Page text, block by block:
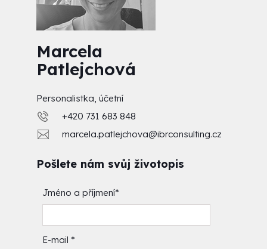
Marcela
Patlejchová
Personalistka, účetní
+420 731 683 848
marcela.patlejchova@ibrconsulting.cz
Pošlete nám svůj životopis
Jméno a příjmení*
E-mail *